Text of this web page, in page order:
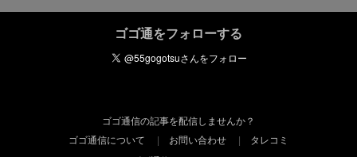
ゴゴ通をフォローする
ゴゴ通信の記事を配信しませんか？
ゴゴ通信について
お問い合わせ
タレコミ